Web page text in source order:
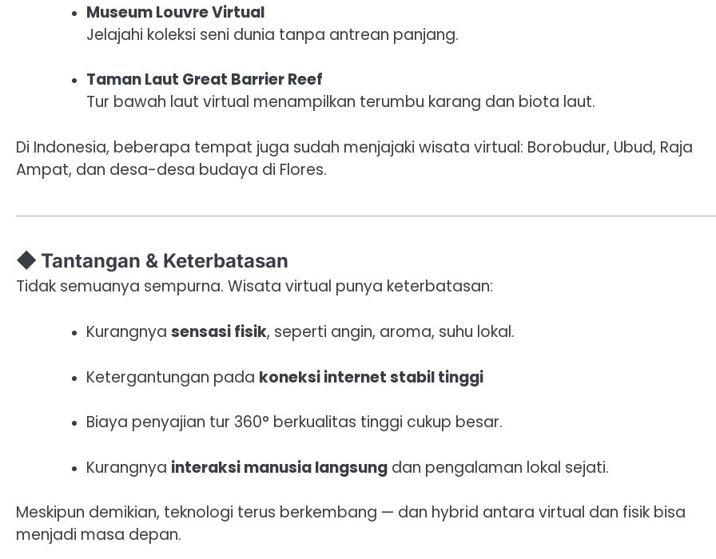
Museum Louvre Virtual
Jelajahi koleksi seni dunia tanpa antrean panjang.
Taman Laut Great Barrier Reef
Tur bawah laut virtual menampilkan terumbu karang dan biota laut.
Di Indonesia, beberapa tempat juga sudah menjajaki wisata virtual: Borobudur, Ubud, Raja
Ampat, dan desa-desa budaya di Flores.
◆ Tantangan & Keterbatasan
Tidak semuanya sempurna. Wisata virtual punya keterbatasan:
Kurangnya sensasi fisik, seperti angin, aroma, suhu lokal.
Ketergantungan pada koneksi internet stabil tinggi
Biaya penyajian tur 360° berkualitas tinggi cukup besar.
Kurangnya interaksi manusia langsung dan pengalaman lokal sejati.
Meskipun demikian, teknologi terus berkembang — dan hybrid antara virtual dan fisik bisa
menjadi masa depan.